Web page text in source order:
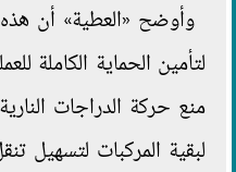
وأوضح «العطية» أن هذه
لتأمين الحماية الكاملة
منع حركة الدراجات
لبقية المركبات لتسهيل